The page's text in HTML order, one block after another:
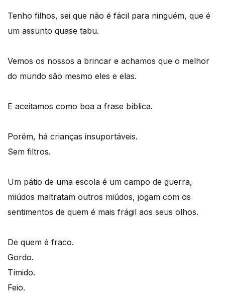
Tenho filhos, sei que não é fácil para ninguém, que é
um assunto quase tabu.
Vemos os nossos a brincar e achamos que o melhor
do mundo são mesmo eles e elas.
E aceitamos como boa a frase bíblica.
Porém, há crianças insuportáveis.
Sem filtros.
Um pátio de uma escola é um campo de guerra,
miúdos maltratam outros miúdos, jogam com os
sentimentos de quem é mais frágil aos seus olhos.
De quem é fraco.
Gordo.
Tímido.
Feio.